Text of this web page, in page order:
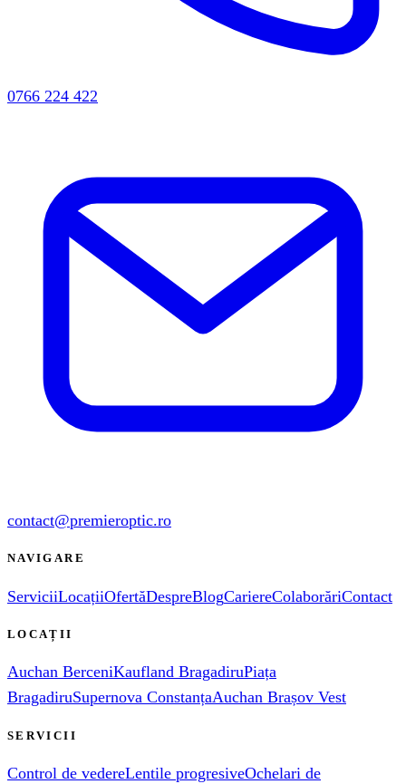
0766 224 422
contact@premieroptic.ro
NAVIGARE
ServiciiLocațiiOfertăDespreBlogCariereColaborăriContact
LOCAȚII
Auchan BerceniKaufland BragadiruPiața
BragadiruSupernova ConstanțaAuchan Brașov Vest
SERVICII
Control de vedereLentile progresiveOchelari de